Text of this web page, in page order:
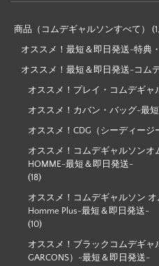
商品（コムデギャルソンすべて）
オススメ！最短＆即日発送-特典
オススメ！最短＆即日発送-コム
オススメ！プレイ・コムデギ
オススメ！カバン・バッグ-最
オススメ！CDG（シーディー
オススメ！コムデギャルソンオ
HOMME-最短＆即日発送-
(18)
オススメ！コムデギャルソン
Homme Plus-最短＆即日発送-
(10)
オススメ！ブラックコムデギャ
GARCONS）-最短＆即日発送-